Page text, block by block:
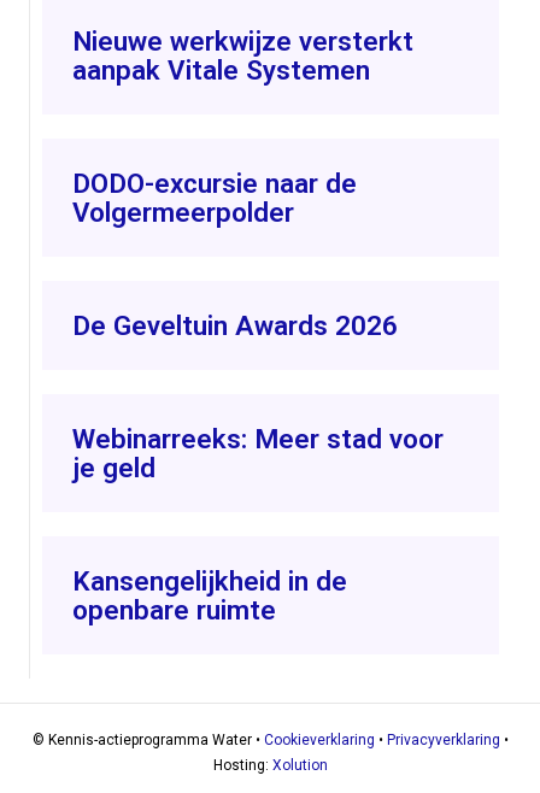
Nieuwe werkwijze versterkt
aanpak Vitale Systemen
DODO-excursie naar de
Volgermeerpolder
De Geveltuin Awards 2026
Webinarreeks: Meer stad voor
je geld
Kansengelijkheid in de
openbare ruimte
© Kennis-actieprogramma Water • Cookieverklaring • Privacyverklaring •
Hosting: Xolution